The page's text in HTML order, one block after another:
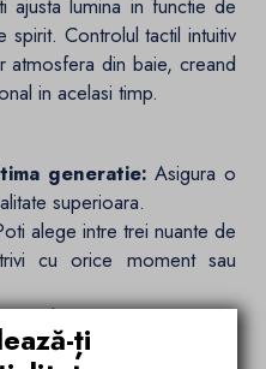
lumina in functie de
Controlul tactil intuitiv
atmosfera din baie, creand
in acelasi timp.
generatie: Asigura o
superioara.
alege intre trei nuante de
cu orice moment sau
Schimbarea culorilor si
realizeaza rapid si usor.
ți